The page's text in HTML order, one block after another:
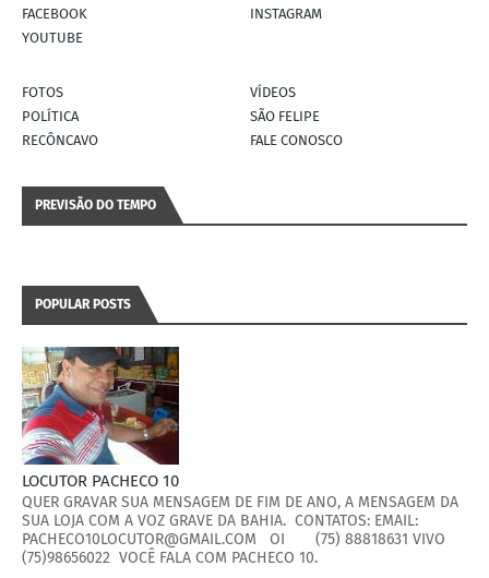
FACEBOOK
INSTAGRAM
YOUTUBE
FOTOS
VÍDEOS
POLÍTICA
SÃO FELIPE
RECÔNCAVO
FALE CONOSCO
PREVISÃO DO TEMPO
POPULAR POSTS
LOCUTOR PACHECO 10
QUER GRAVAR SUA MENSAGEM DE FIM DE ANO, A MENSAGEM DA
SUA LOJA COM A VOZ GRAVE DA BAHIA. CONTATOS: EMAIL:
PACHECO10LOCUTOR@GMAIL.COM OI (75) 88818631 VIVO
(75)98656022 VOCÊ FALA COM PACHECO 10.